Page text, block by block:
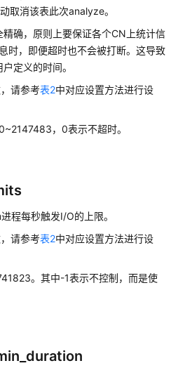
取消该表此次analyze。
确，原则上要保证各个CN上统计信
时，即便超时也不会被打断。这导致
定义的时间。
请参考表2中对应设置方法进行设
，0表示不超时。
程每秒触发I/O的上限。
请参考表2中对应设置方法进行设
。其中-1表示不控制，而是使